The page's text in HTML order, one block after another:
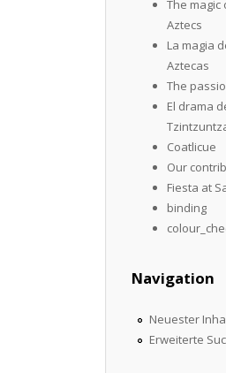
The magic
Aztecs
La magia
Aztecas
The
El drama
Coatlicue
Our
Fiesta at
binding
Navigation
Neuester
Erweiterte